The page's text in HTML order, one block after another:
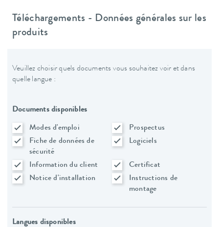
Téléchargements - Données générales sur les
produits
Veuillez choisir quels documents vous souhaitez voir et dans
quelle langue :
Documents disponibles
Modes d'emploi
Prospectus
Fiche de données de
sécurité
Logiciels
Information du client
Certificat
Notice d'installation
Instructions de
montage
Langues disponibles